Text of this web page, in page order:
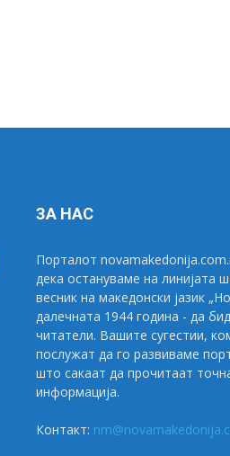
ЗА НАС
Порталот
дека остануваме на линијата
весник на македонски јазик
далечната 1944 година - да
читатели. Вашите сугестии,
послужат да го развиваме
што сакаат да прочитаат
информација.
Контакт: